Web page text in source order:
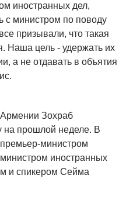
иностранных дел,
с министром по поводу
призывали, что такая
Наша цель - удержать их
а не отдавать в объятия
Зохраб
на прошлой неделе. В
министром
иностранных
и спикером Сейма